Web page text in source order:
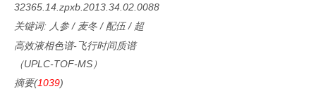
32365.14.zpxb.2013.34.02.0088
关键词: 人参/ 麦冬 / 配伍/ 超
高效液相色谱-飞行时间质谱
（UPLC-TOF-MS）
摘要(1039)